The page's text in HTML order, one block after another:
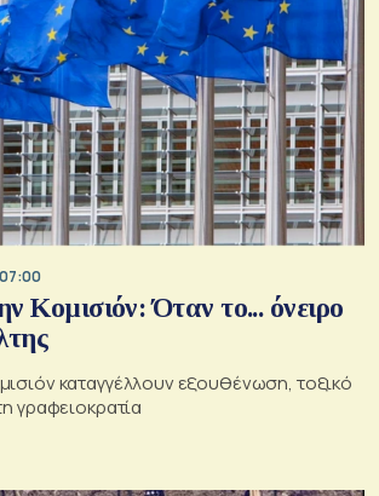
Κομισιόν: Όταν το... όνειρο
καταγγέλλουν εξουθένωση, τοξικό
γραφειοκρατία